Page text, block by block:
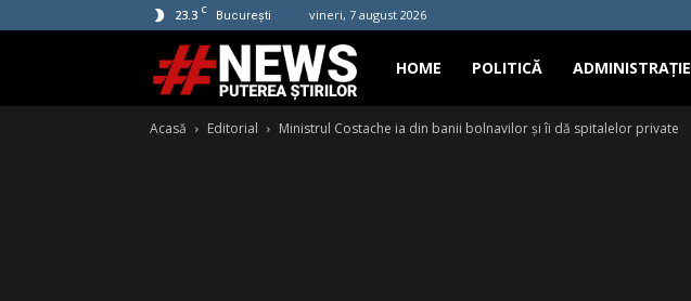
23.3 C București vineri, 7 august 2026
Hashtag
HOME POLITICĂ ADMINISTRAȚIE
Acasă Editorial Ministrul Costache ia din banii bolnavilor și îi dă spitalelor private